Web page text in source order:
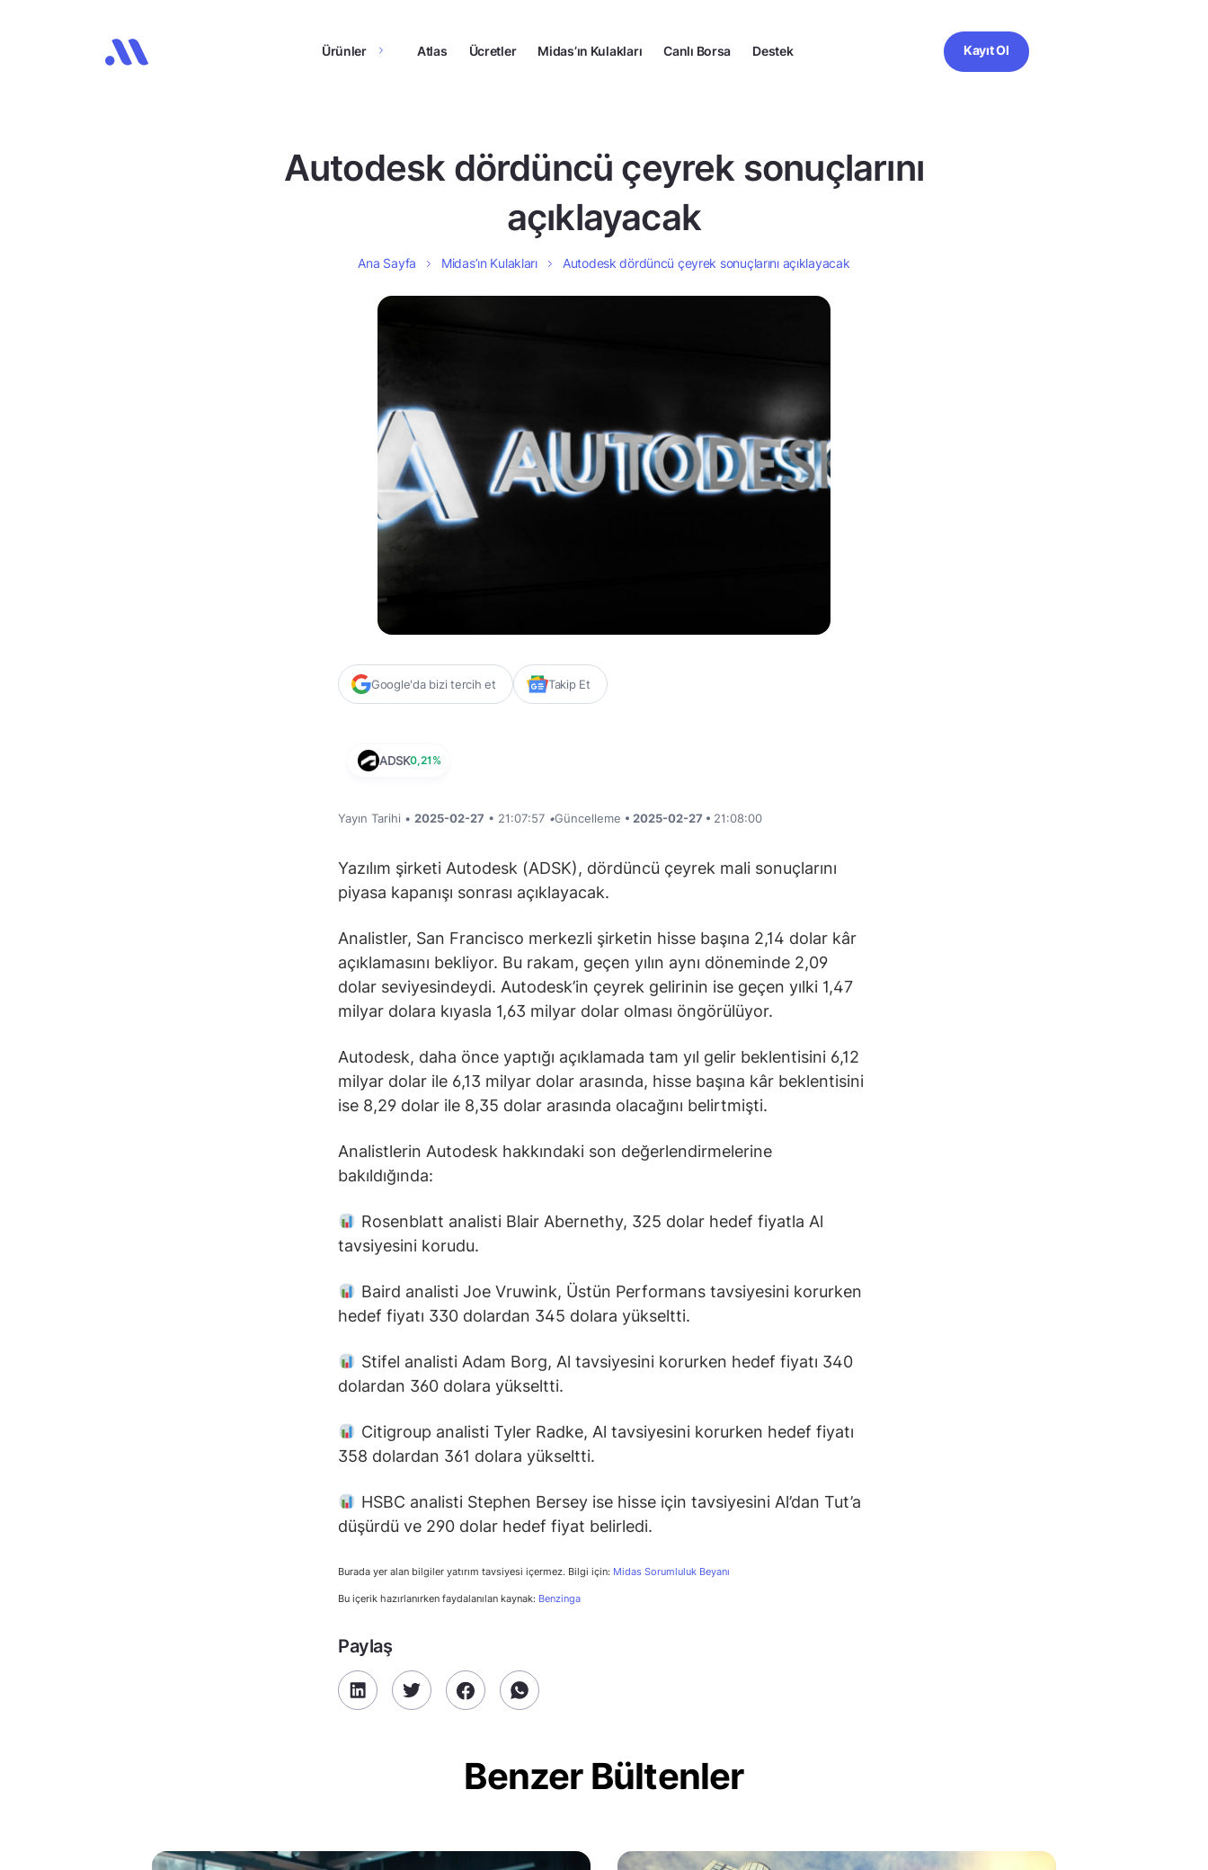
Ürünler Atlas Ücretler Midas’ın Kulakları Canlı Borsa Destek Kayıt Ol
Autodesk dördüncü çeyrek sonuçlarını
açıklayacak
Ana Sayfa Midas’ın Kulakları Autodesk dördüncü çeyrek sonuçlarını açıklayacak
Google'da bizi tercih et Takip Et
ADSK0,21%
Yayın Tarihi • 2025-02-27 • 21:07:57 •Güncelleme • 2025-02-27 • 21:08:00
Yazılım şirketi Autodesk (ADSK), dördüncü çeyrek mali sonuçlarını
piyasa kapanışı sonrası açıklayacak.
Analistler, San Francisco merkezli şirketin hisse başına 2,14 dolar kâr
açıklamasını bekliyor. Bu rakam, geçen yılın aynı döneminde 2,09
dolar seviyesindeydi. Autodesk’in çeyrek gelirinin ise geçen yılki 1,47
milyar dolara kıyasla 1,63 milyar dolar olması öngörülüyor.
Autodesk, daha önce yaptığı açıklamada tam yıl gelir beklentisini 6,12
milyar dolar ile 6,13 milyar dolar arasında, hisse başına kâr beklentisini
ise 8,29 dolar ile 8,35 dolar arasında olacağını belirtmişti.
Analistlerin Autodesk hakkındaki son değerlendirmelerine
bakıldığında:
Rosenblatt analisti Blair Abernethy, 325 dolar hedef fiyatla Al
tavsiyesini korudu.
Baird analisti Joe Vruwink, Üstün Performans tavsiyesini korurken
hedef fiyatı 330 dolardan 345 dolara yükseltti.
Stifel analisti Adam Borg, Al tavsiyesini korurken hedef fiyatı 340
dolardan 360 dolara yükseltti.
Citigroup analisti Tyler Radke, Al tavsiyesini korurken hedef fiyatı
358 dolardan 361 dolara yükseltti.
HSBC analisti Stephen Bersey ise hisse için tavsiyesini Al’dan Tut’a
düşürdü ve 290 dolar hedef fiyat belirledi.
Burada yer alan bilgiler yatırım tavsiyesi içermez. Bilgi için: Midas Sorumluluk Beyanı
Bu içerik hazırlanırken faydalanılan kaynak: Benzinga
Paylaş
Benzer Bültenler